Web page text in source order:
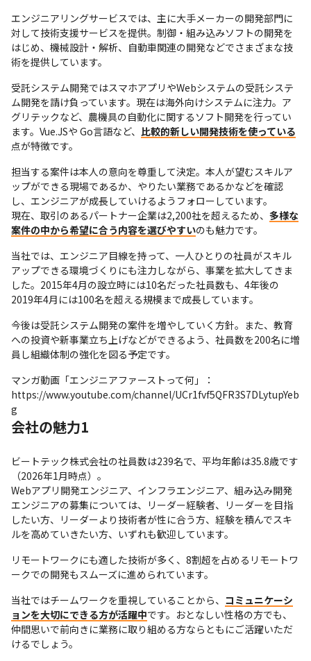
エンジニアリングサービスでは、主に大手メーカーの開発部門に
対して技術支援サービスを提供。制御・組み込みソフトの開発を
はじめ、機械設計・解析、自動車関連の開発などでさまざまな技
術を提供しています。
受託システム開発ではスマホアプリやWebシステムの受託システ
ム開発を請け負っています。現在は海外向けシステムに注力。ア
グリテックなど、農機具の自動化に関するソフト開発を行ってい
ます。Vue.JSや Go言語など、 比較的新しい開発技術を使っている
点が特徴です。
担当する案件は本人の意向を尊重して決定。本人が望むスキルア
ップができる現場であるか、やりたい業務であるかなどを確認
し、エンジニアが成長していけるようフォローしています。
現在、取引のあるパートナー企業は2,200社を超えるため、 多様な
案件の中から希望に合う内容を選びやすいのも魅力です。
当社では、エンジニア目線を持って、一人ひとりの社員がスキル
アップできる環境づくりにも注力しながら、事業を拡大してきま
した。2015年4月の設立時には10名だった社員数も、4年後の
2019年4月には100名を超える規模まで成長しています。
今後は受託システム開発の案件を増やしていく方針。また、教育
への投資や新事業立ち上げなどができるよう、社員数を200名に増
員し組織体制の強化を図る予定です。
マンガ動画「エンジニアファーストって何」：
https://www.youtube.com/channel/UCr1fvf5QFR3S7DLytupYeb
g
会社の魅力1
ビートテック株式会社の社員数は239名で、平均年齢は35.8歳です
（2026年1月時点）。
Webアプリ開発エンジニア、インフラエンジニア、組み込み開発
エンジニアの募集については、リーダー経験者、リーダーを目指
したい方、リーダーより技術者が性に合う方、経験を積んでスキ
ルを高めていきたい方、いずれも歓迎しています。
リモートワークにも適した技術が多く、8割超を占めるリモートワ
ークでの開発もスムーズに進められています。
当社ではチームワークを重視していることから、 コミュニケーシ
ョンを大切にできる方が活躍中です。おとなしい性格の方でも、
仲間思いで前向きに業務に取り組める方ならともにご活躍いただ
けるでしょう。